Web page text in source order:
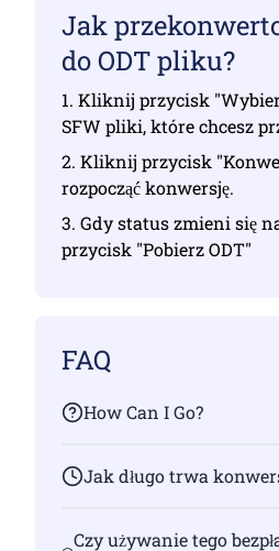
Jak
do ODT pliku?
1. Kliknij przycisk
SFW pliki, które chcesz
2. Kliknij przycisk
rozpocząć konwersję.
3. Gdy status zmieni się
przycisk "Pobierz ODT"
FAQ
How Can I Go?
Jak długo trwa
Czy używanie tego